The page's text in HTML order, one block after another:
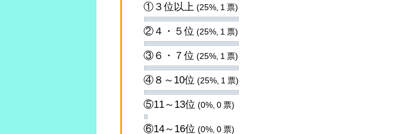
①３位以上 (25%, 1 票)
②４・５位 (25%, 1 票)
③６・７位 (25%, 1 票)
④８～10位 (25%, 1 票)
⑤11～13位 (0%, 0 票)
⑥14～16位 (0%, 0 票)